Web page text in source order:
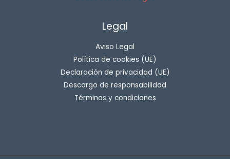
Legal
Aviso Legal
Política de cookies (UE)
Declaración de privacidad (UE)
Descargo de responsabilidad
Términos y condiciones